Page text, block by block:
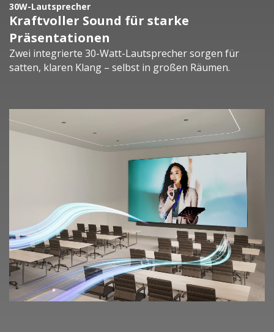
30W-Lautsprecher
Kraftvoller Sound für starke
Präsentationen
Zwei integrierte 30-Watt-Lautsprecher sorgen für
satten, klaren Klang – selbst in großen Räumen.